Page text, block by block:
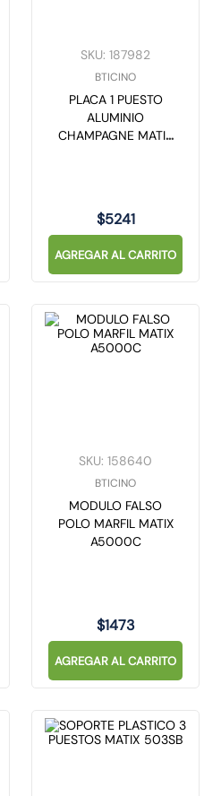
SKU: 187982
BTICINO
PLACA 1 PUESTO
ALUMINIO
CHAMPAGNE MATIX
$5241
AGREGAR AL CARRITO
SKU: 158640
BTICINO
MODULO FALSO
POLO MARFIL MATIX
A5000C
$1473
AGREGAR AL CARRITO